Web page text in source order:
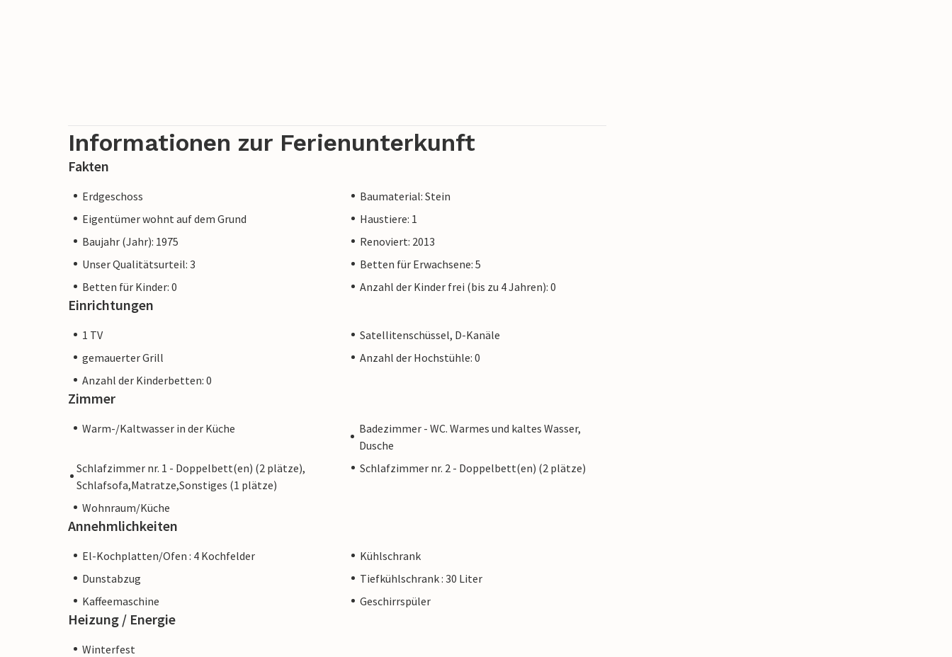
Informationen zur Ferienunterkunft
Fakten
Erdgeschoss
Baumaterial: Stein
Eigentümer wohnt auf dem Grund
Haustiere: 1
Baujahr (Jahr): 1975
Renoviert: 2013
Unser Qualitätsurteil: 3
Betten für Erwachsene: 5
Betten für Kinder: 0
Anzahl der Kinder frei (bis zu 4 Jahren): 0
Einrichtungen
1 TV
Satellitenschüssel, D-Kanäle
gemauerter Grill
Anzahl der Hochstühle: 0
Anzahl der Kinderbetten: 0
Zimmer
Warm-/Kaltwasser in der Küche
Badezimmer - WC. Warmes und kaltes Wasser,
Dusche
Schlafzimmer nr. 1 - Doppelbett(en) (2 plätze),
Schlafsofa,Matratze,Sonstiges (1 plätze)
Schlafzimmer nr. 2 - Doppelbett(en) (2 plätze)
Wohnraum/Küche
Annehmlichkeiten
El-Kochplatten/Ofen : 4 Kochfelder
Kühlschrank
Dunstabzug
Tiefkühlschrank : 30 Liter
Kaffeemaschine
Geschirrspüler
Heizung / Energie
Winterfest